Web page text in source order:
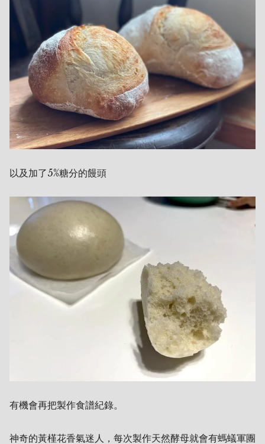
以及加了5%糖分的饅頭
有機會再把製作食譜紀錄。
神奇的黃槿花香氣迷人，每次製作天然酵母就會有螞蟻軍團